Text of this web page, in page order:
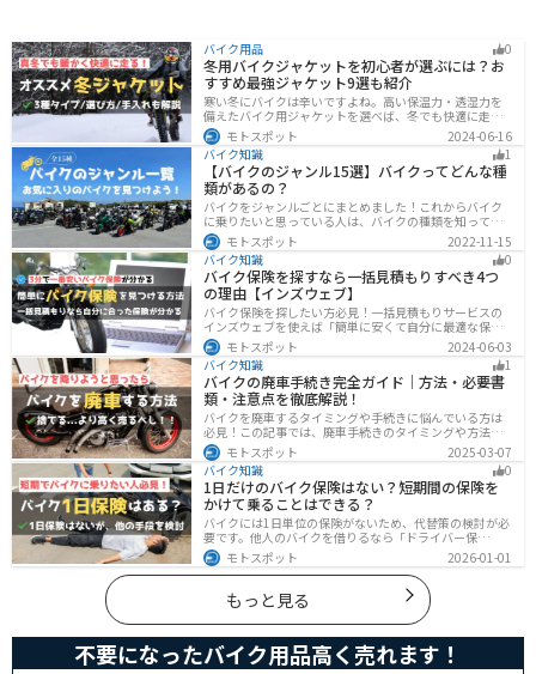
バイク用品 0
冬用バイクジャケットを初心者が選ぶには？お
すすめ最強ジャケット9選も紹介
寒い冬にバイクは辛いですよね。高い保温力・透湿力を
備えたバイク用ジャケットを選べば、冬でも快適に走る
ことができます！さらに電熱ジャケットであれば、どん
な過酷な環境でも全く寒さを感じずバイクに乗れます。
正しい装備を揃えて今年の冬も乗り切りましょう！
モトスポット
2024-06-16
バイク知識
1
【バイクのジャンル15選】バイクってどんな種
類があるの？
バイクをジャンルごとにまとめました！これからバイク
に乗りたいと思っている人は、バイクの種類を知って気
になる1台を見つけましょう。特徴やメリットデメリット
なども記載しているので、デザインだけでなく性能から
もバイクを探せるようになると失敗しないバイク選びば
できるようになります。
モトスポット
2022-11-15
バイク知識
0
バイク保険を探すなら一括見積もりすべき4つ
の理由【インズウェブ】
バイク保険を探したい方必見！一括見積もりサービスの
インズウェブを使えば「簡単に安くて自分に最適な保険
を3分で見つける」ことができます。最大5社のバイク保
険を一気に比べることができるので、探す手間と時間が
省けます。
モトスポット
2024-06-03
バイク知識
1
バイクの廃車手続き完全ガイド｜方法・必要書
類・注意点を徹底解説！
バイクを廃車するタイミングや手続きに悩んでいる方は
必見！この記事では、廃車手続きのタイミングや方法、
流れを解説しています。実は、手続きの注意点や業者に
依頼する際のポイントがあります。記事を読めば、バイ
クの廃車手続きがスムーズに行えるでしょう。
モトスポット
2025-03-07
バイク知識
0
1日だけのバイク保険はない？短期間の保険を
かけて乗ることはできる？
バイクには1日単位の保険がないため、代替策の検討が必
要です。他人のバイクを借りるなら「ドライバー保
険」、125cc以下で家族が車持ちなら「ファミリーバイク
特約」、自身のバイクなら「バイク保険の短期加入」が
有効です。手間を省くなら、任意保険込みの「レンタル
バイク」も選べます。
モトスポット 2026-01-01
もっと見る
不要になったバイク用品高く売れます！